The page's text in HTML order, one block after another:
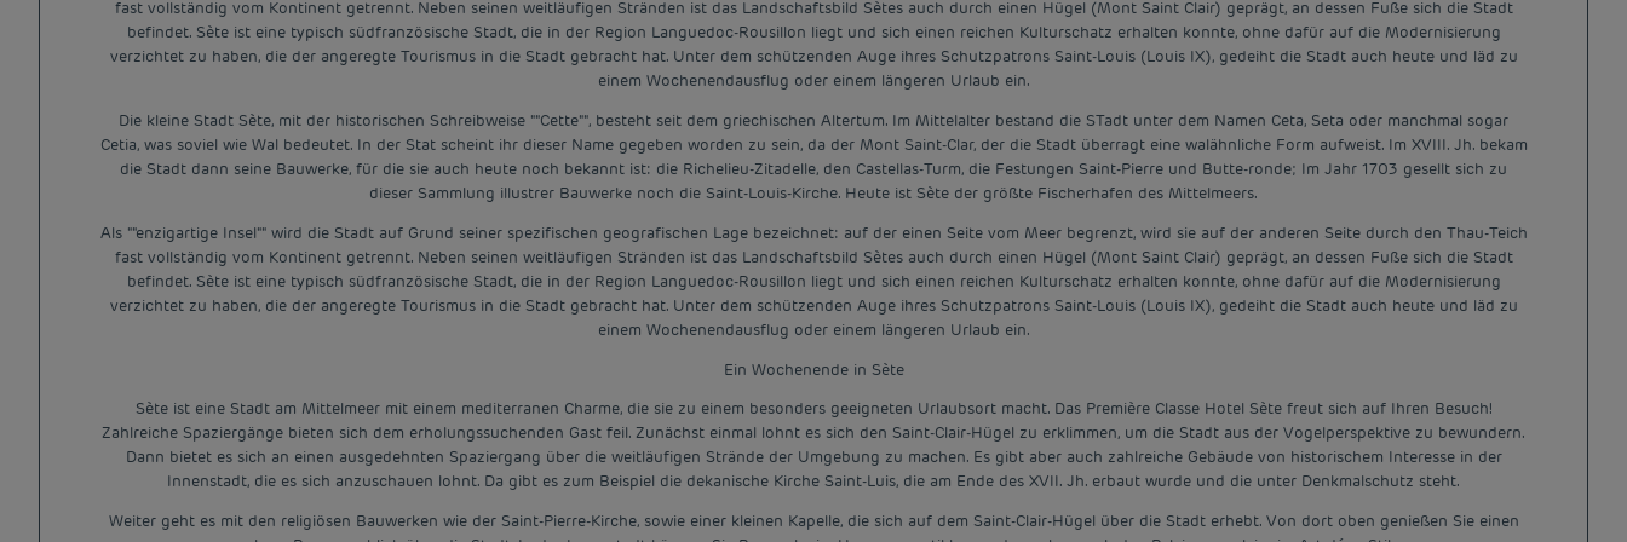
fast vollständig vom Kontinent getrennt. Neben seinen weitläufigen Stränden ist das Landschaftsbild Sètes auch durch einen Hügel (Mont Saint Clair) geprägt, an dessen Fuße sich die Stadt
befindet. Sète ist eine typisch südfranzösische Stadt, die in der Region Languedoc-Rousillon liegt und sich einen reichen Kulturschatz erhalten konnte, ohne dafür auf die Modernisierung
verzichtet zu haben, die der angeregte Tourismus in die Stadt gebracht hat. Unter dem schützenden Auge ihres Schutzpatrons Saint-Louis (Louis IX), gedeiht die Stadt auch heute und läd zu
einem Wochenendausflug oder einem längeren Urlaub ein.
Die kleine Stadt Sète, mit der historischen Schreibweise ""Cette"", besteht seit dem griechischen Altertum. Im Mittelalter bestand die STadt unter dem Namen Ceta, Seta oder manchmal sogar
Cetia, was soviel wie Wal bedeutet. In der Stat scheint ihr dieser Name gegeben worden zu sein, da der Mont Saint-Clar, der die Stadt überragt eine walähnliche Form aufweist. Im XVIII. Jh. bekam
die Stadt dann seine Bauwerke, für die sie auch heute noch bekannt ist: die Richelieu-Zitadelle, den Castellas-Turm, die Festungen Saint-Pierre und Butte-ronde; Im Jahr 1703 gesellt sich zu
dieser Sammlung illustrer Bauwerke noch die Saint-Louis-Kirche. Heute ist Sète der größte Fischerhafen des Mittelmeers.
Als ""enzigartige Insel"" wird die Stadt auf Grund seiner spezifischen geografischen Lage bezeichnet: auf der einen Seite vom Meer begrenzt, wird sie auf der anderen Seite durch den Thau-Teich
fast vollständig vom Kontinent getrennt. Neben seinen weitläufigen Stränden ist das Landschaftsbild Sètes auch durch einen Hügel (Mont Saint Clair) geprägt, an dessen Fuße sich die Stadt
befindet. Sète ist eine typisch südfranzösische Stadt, die in der Region Languedoc-Rousillon liegt und sich einen reichen Kulturschatz erhalten konnte, ohne dafür auf die Modernisierung
verzichtet zu haben, die der angeregte Tourismus in die Stadt gebracht hat. Unter dem schützenden Auge ihres Schutzpatrons Saint-Louis (Louis IX), gedeiht die Stadt auch heute und läd zu
einem Wochenendausflug oder einem längeren Urlaub ein.
Ein Wochenende in Sète
Sète ist eine Stadt am Mittelmeer mit einem mediterranen Charme, die sie zu einem besonders geeigneten Urlaubsort macht. Das Première Classe Hotel Sète freut sich auf Ihren Besuch!
Zahlreiche Spaziergänge bieten sich dem erholungssuchenden Gast feil. Zunächst einmal lohnt es sich den Saint-Clair-Hügel zu erklimmen, um die Stadt aus der Vogelperspektive zu bewundern.
Dann bietet es sich an einen ausgedehnten Spaziergang über die weitläufigen Strände der Umgebung zu machen. Es gibt aber auch zahlreiche Gebäude von historischem Interesse in der
Innenstadt, die es sich anzuschauen lohnt. Da gibt es zum Beispiel die dekanische Kirche Saint-Luis, die am Ende des XVII. Jh. erbaut wurde und die unter Denkmalschutz steht.
Weiter geht es mit den religiösen Bauwerken wie der Saint-Pierre-Kirche, sowie einer kleinen Kapelle, die sich auf dem Saint-Clair-Hügel über die Stadt erhebt. Von dort oben genießen Sie einen